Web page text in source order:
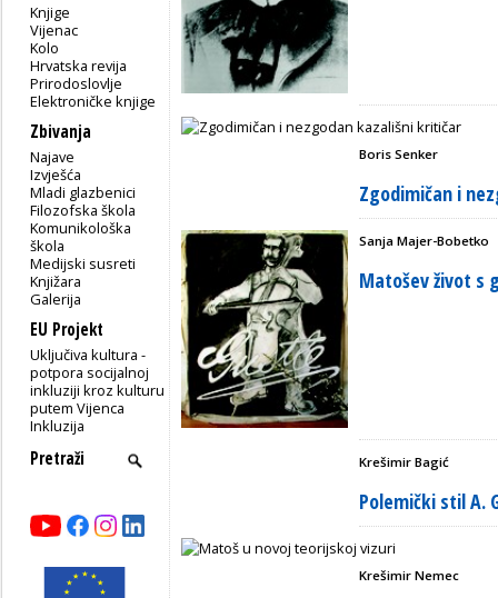
Knjige
Vijenac
Kolo
Hrvatska revija
Prirodoslovlje
Elektroničke knjige
Zbivanja
Najave
Izvješća
Mladi glazbenici
Filozofska škola
Komunikološka
škola
Medijski susreti
Knjižara
Galerija
EU Projekt
Uključiva kultura -
potpora socijalnoj
inkluziji kroz kulturu
putem Vijenca
Inkluzija
Boris Senker
Zgodimičan i
Sanja Majer-Bobetko
Matošev život s
Krešimir Bagić
Polemički stil A.
Krešimir Nemec